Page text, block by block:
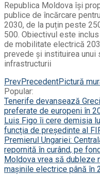
Republica Moldova își
publice de încărcare
2030, de la puțin peste
500. Obiectivul este
de mobilitate electrică
prevede și instituirea unui
infrastructurii
PrevPrecedentPictură
Popular:
Tenerife devansează
preferate de europeni în
Luis Figo îi cere demisia
funcția de președinte al
Premierul Ungariei:
repornită în curând, pe
Moldova vrea să dubleze
mașinile electrice până în